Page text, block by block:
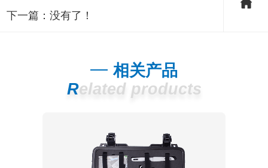
下一篇：没有了！
相关产品
Related products